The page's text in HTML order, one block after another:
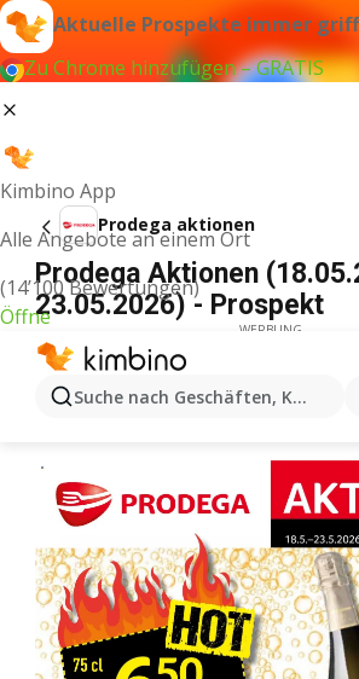
Aktuelle Prospekte immer
Zu Chrome hinzufügen – GRATIS
Kimbino App
Alle Angebote an einem Ort
(14’100 Bewertungen)
Öffne
Suche nach Geschäften,
Prodega aktionen
Prodega Aktionen
23.05.2026) - Prospekt
WERBUNG